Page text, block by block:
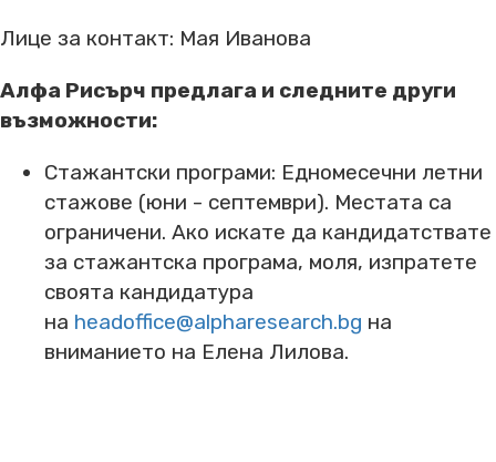
Лице за контакт: Мая Иванова
Алфа Рисърч предлага и следните други
възможности:
Стажантски програми: Едномесечни летни
стажове (юни - септември). Местата са
ограничени. Ако искате да кандидатствате
за стажантска програма, моля, изпратете
своята кандидатура
на headoffice@alpharesearch.bg на
вниманието на Елена Лилова.